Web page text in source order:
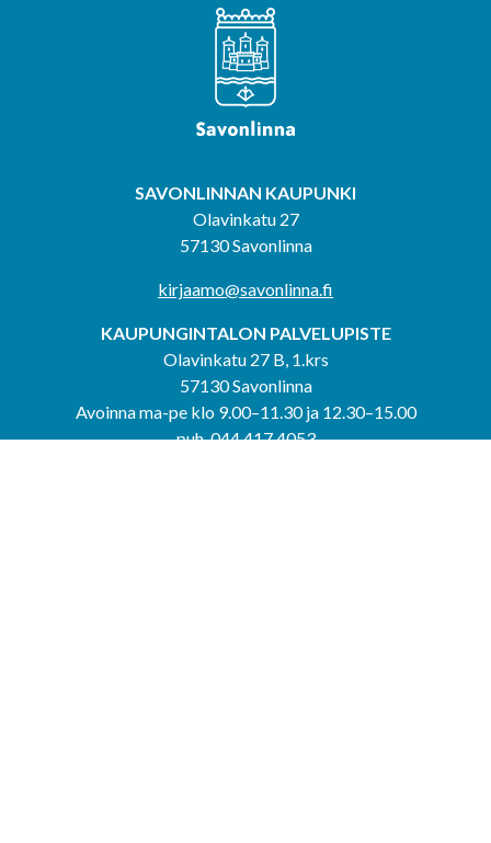
SAVONLINNAN KAUPUNKI
Olavinkatu 27
57130 Savonlinna
kirjaamo@savonlinna.fi
KAUPUNGINTALON PALVELUPISTE
Olavinkatu 27 B, 1.krs
57130 Savonlinna
Avoinna ma-pe klo 9.00–11.30 ja 12.30–15.00
puh. 044 417 4053